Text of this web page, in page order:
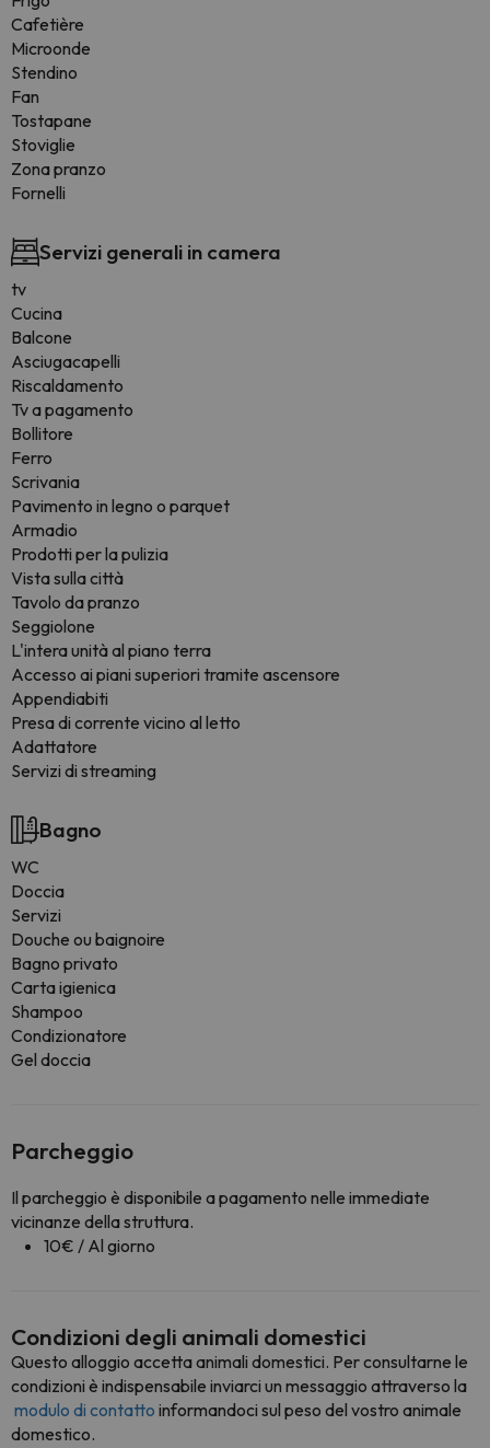
Cafetière
Microonde
Stendino
Fan
Tostapane
Stoviglie
Zona pranzo
Fornelli
Servizi generali in camera
tv
Cucina
Balcone
Asciugacapelli
Riscaldamento
Tv a pagamento
Bollitore
Ferro
Scrivania
Pavimento in legno o parquet
Armadio
Prodotti per la pulizia
Vista sulla città
Tavolo da pranzo
Seggiolone
L'intera unità al piano terra
Accesso ai piani superiori tramite ascensore
Appendiabiti
Presa di corrente vicino al letto
Adattatore
Servizi di streaming
Bagno
WC
Doccia
Servizi
Douche ou baignoire
Bagno privato
Carta igienica
Shampoo
Condizionatore
Gel doccia
Parcheggio
Il parcheggio è disponibile a pagamento nelle immediate
vicinanze della struttura.
10€ / Al giorno
Condizioni degli animali domestici
Questo alloggio accetta animali domestici. Per consultarne le
condizioni è indispensabile inviarci un messaggio attraverso la
modulo di contatto informandoci sul peso del vostro animale
domestico.